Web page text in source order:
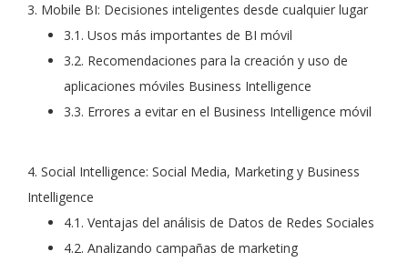
3. Mobile BI: Decisiones inteligentes desde cualquier lugar
3.1. Usos más importantes de BI móvil
3.2. Recomendaciones para la creación y uso de
aplicaciones móviles Business Intelligence
3.3. Errores a evitar en el Business Intelligence móvil
4. Social Intelligence: Social Media, Marketing y Business
Intelligence
4.1. Ventajas del análisis de Datos de Redes Sociales
4.2. Analizando campañas de marketing